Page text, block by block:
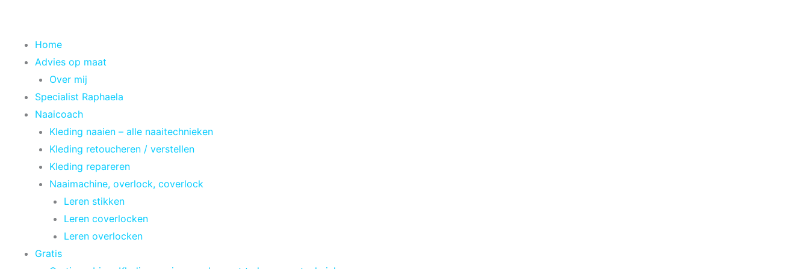
inhoud
Home
Advies op maat
Over mij
Specialist Raphaela
Naaicoach
Kleding naaien – alle naaitechnieken
Kleding retoucheren / verstellen
Kleding repareren
Naaimachine, overlock, coverlock
Leren stikken
Leren coverlocken
Leren overlocken
Gratis